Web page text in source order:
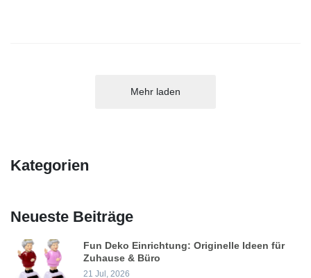
Mehr laden
Kategorien
Neueste Beiträge
Fun Deko Einrichtung: Originelle Ideen für
Zuhause & Büro
21 Jul, 2026